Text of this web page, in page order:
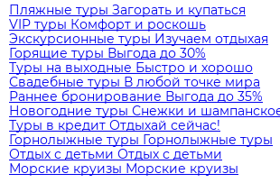
Пляжные туры Загорать и купаться
VIP туры Комфорт и роскошь
Экскурсионные туры Изучаем отдыхая
Горящие туры Выгода до 30%
Туры на выходные Быстро и хорошо
Свадебные туры В любой точке мира
Раннее бронирование Выгода до 35%
Новогодние туры Снежки и
Туры в кредит Отдыхай сейчас!
Горнолыжные туры Горнолыжные туры
Отдых с детьми Отдых с детьми
Морские круизы Морские круизы